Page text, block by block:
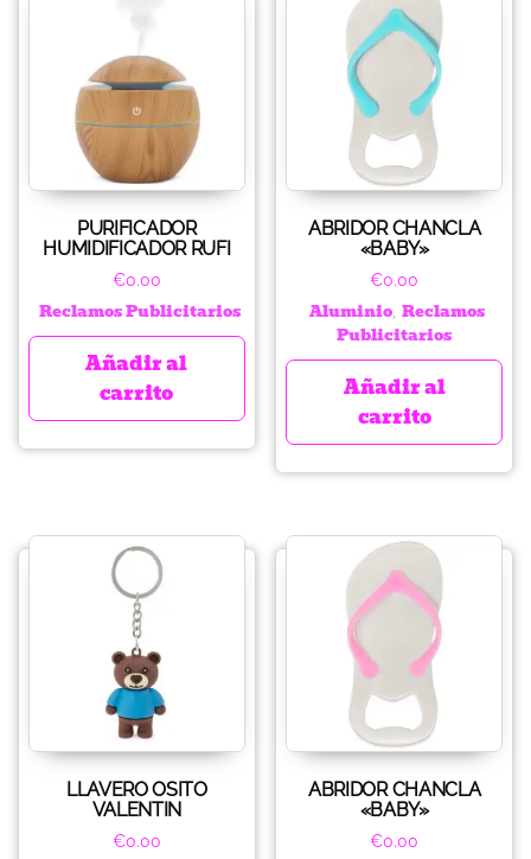
PURIFICADOR
HUMIDIFICADOR RUFI
€0.00
Reclamos Publicitarios
Añadir al
carrito
ABRIDOR CHANCLA
«BABY»
€0.00
Aluminio, Reclamos
Publicitarios
Añadir al
carrito
LLAVERO OSITO
VALENTIN
€0.00
ABRIDOR CHANCLA
«BABY»
€0.00